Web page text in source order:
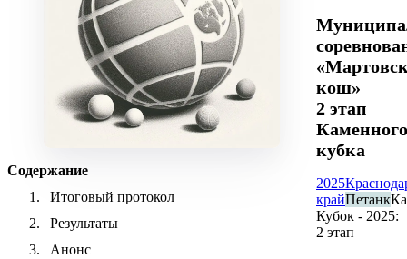
Содержание
Итоговый протокол
Результаты
Анонс
кош»
2 этап
Каменного
кубка
2025
крайПетанк
Кубок - 2025:
2 этап